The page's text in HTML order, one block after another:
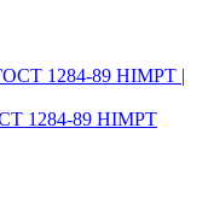
1284-89 HIMPT